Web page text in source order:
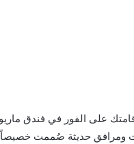
على الفور في فندق
ومرافق حديثة صُممت خصيصاً